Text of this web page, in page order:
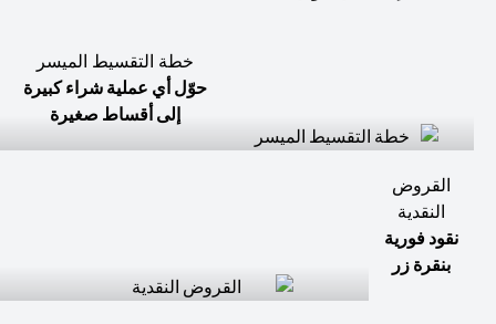
خطة التقسيط الميسر
حوّل أي عملية شراء كبيرة
إلى أقساط صغيرة
القروض
النقدية
نقود فورية
بنقرة زر